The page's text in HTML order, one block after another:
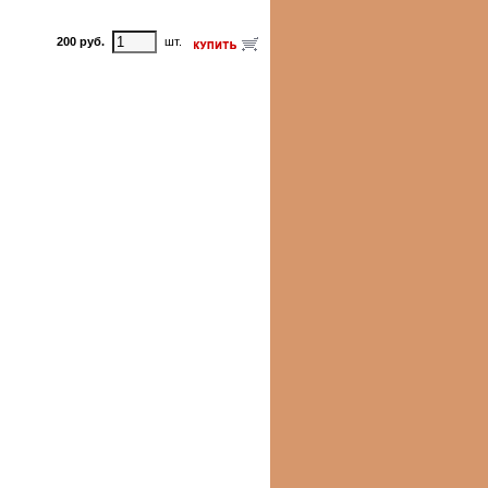
200 руб. шт.